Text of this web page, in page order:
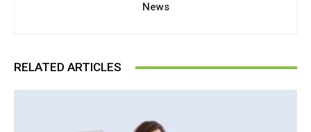
News
RELATED ARTICLES